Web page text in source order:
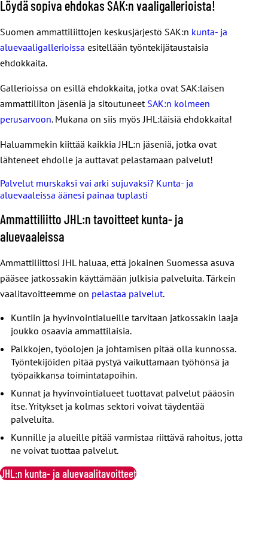
Toimivat ja kattavat julkiset palvelut ovat
hyvinvointivaltiomme kivijalka. Jos julkisia palveluja ei olisi,
pärjäisivät.
Maamme nykyinen hallitus on uhkaavasti pyrkinyt
solidaarista ja oikeudenmukaista politiikkaa, jonka
tavoitteena on tasa-arvo ja yhdenvertaisuus.
Toimivia palveluja ei ole ilman osaavaa työvoimaa. Kaikista
tärkeintä on, että työntekijöitä on tarpeeksi, jotta
ammattilaiset jaksavat tärkeässä työssään.
Myös sairauspoissalot vähenevät, kun työntekijät voivat
hyvin. Samalla kunnat ja hyvinvointialueet säästävät selvää
Lue lisää:Näin ratkaistaan sote-alan henkilöstöpula
Löydä sopiva ehdokas SAK:n vaaligallerioista!
Suomen ammattiliittojen keskusjärjestö SAK:n kunta- ja
aluevaaligallerioissa esitellään työntekijätaustaisia
ehdokkaita.
Gallerioissa on esillä ehdokkaita, jotka ovat SAK:laisen
ammattiliiton jäseniä ja sitoutuneet SAK:n kolmeen
perusarvoon. Mukana on siis myös JHL:läisiä ehdokkaita!
Haluammekin kiittää kaikkia JHL:n jäseniä, jotka ovat
lähteneet ehdolle ja auttavat pelastamaan palvelut!
Palvelut murskaksi vai arki sujuvaksi? Kunta- ja
aluevaaleissa äänesi painaa tuplasti
Ammattiliitto JHL:n tavoitteet kunta- ja
aluevaaleissa
Ammattiliittosi JHL haluaa, että jokainen Suomessa asuva
pääsee jatkossakin käyttämään julkisia palveluita. Tärkein
vaalitavoitteemme on pelastaa palvelut.
Kuntiin ja hyvinvointialueille tarvitaan jatkossakin laaja
joukko osaavia ammattilaisia.
Palkkojen, työolojen ja johtamisen pitää olla kunnossa.
Työntekijöiden pitää pystyä vaikuttamaan työhönsä ja
työpaikkansa toimintatapoihin.
Kunnat ja hyvinvointialueet tuottavat palvelut pääosin
itse. Yritykset ja kolmas sektori voivat täydentää
palveluita.
Kunnille ja alueille pitää varmistaa riittävä rahoitus, jotta
ne voivat tuottaa palvelut.
JHL:n kunta- ja aluevaalitavoitteet